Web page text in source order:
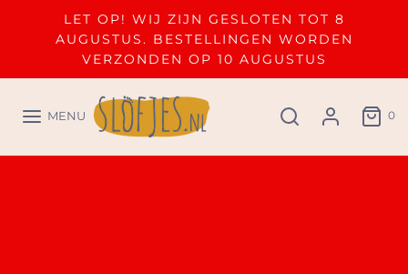
LET OP! WIJ ZIJN GESLOTEN TOT 8
AUGUSTUS. BESTELLINGEN WORDEN
VERZONDEN OP 10 AUGUSTUS
MENU 0